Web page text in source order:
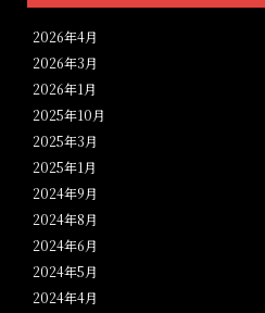
2026年4月
2026年3月
2026年1月
2025年10月
2025年3月
2025年1月
2024年9月
2024年8月
2024年6月
2024年5月
2024年4月